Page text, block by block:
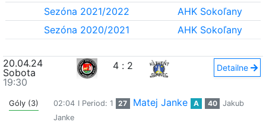
Sezóna 2021/2022
AHK Sokoľany
Sezóna 2020/2021
AHK Sokoľany
20.04.24
Sobota
19:30
4 : 2 Detailne
Góly (3) 02:04 I Period: 1 27 Matej Janke A 40
Jakub
Janke